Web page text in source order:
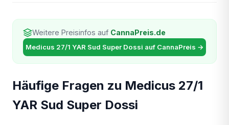
Weitere Preisinfos auf CannaPreis.de
Medicus 27/1 YAR Sud Super Dossi auf CannaPreis →
Häufige Fragen zu Medicus 27/1
YAR Sud Super Dossi